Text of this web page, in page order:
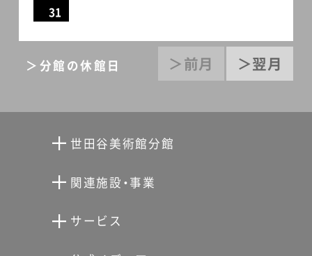
31
＞前月 ＞翌月
＞分館の休館日
世田谷美術館分館
関連施設・事業
世田谷文学館
サービス
せたがやアーツカード